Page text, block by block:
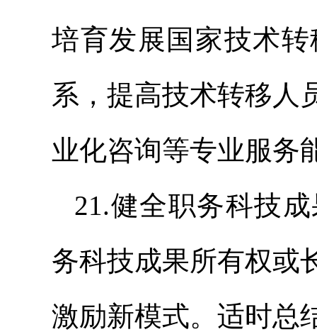
培育发展国家技术
系，提高技术转移人
业化咨询等专业服务
21.健全职务科技
务科技成果所有权或
激励新模式。适时总